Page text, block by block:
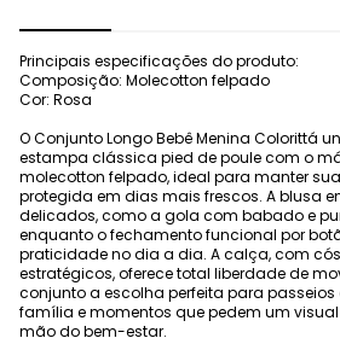
Principais especificações do produto:
Composição: Molecotton felpado
Cor: Rosa
O Conjunto Longo Bebê Menina Colorittá
estampa clássica pied de poule com o
molecotton felpado, ideal para manter
protegida em dias mais frescos. A blusa
delicados, como a gola com babado e
enquanto o fechamento funcional por
praticidade no dia a dia. A calça, com
estratégicos, oferece total liberdade de
conjunto a escolha perfeita para passeios
família e momentos que pedem um
mão do bem-estar.